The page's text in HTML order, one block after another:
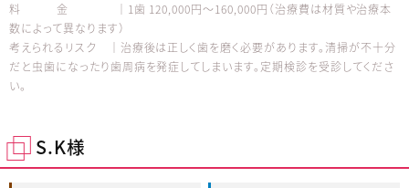
料 金 │1歯 120,000円～160,000円（治療費は材質や治療本
数によって異なります）
考えられるリスク │治療後は正しく歯を磨く必要があります。清掃が不十分
だと虫歯になったり歯周病を発症してしまいます。定期検診を受診してくださ
い。
S.K様